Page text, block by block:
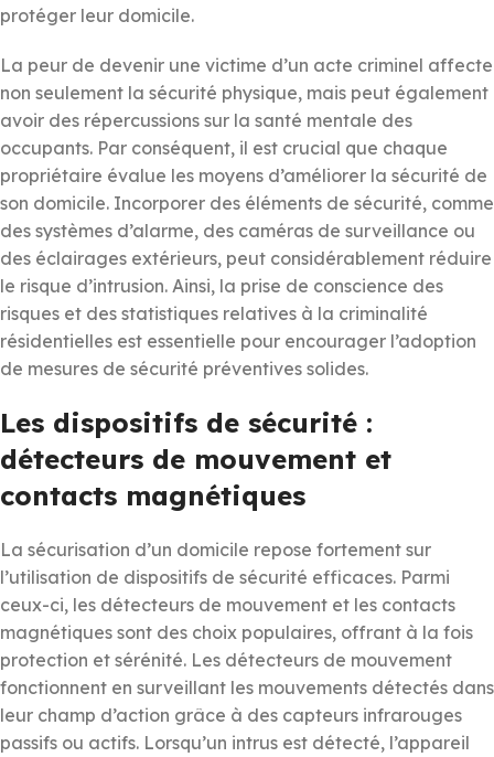
protéger leur domicile.
La peur de devenir une victime d’un acte criminel affecte
non seulement la sécurité physique, mais peut également
avoir des répercussions sur la santé mentale des
occupants. Par conséquent, il est crucial que chaque
propriétaire évalue les moyens d’améliorer la sécurité de
son domicile. Incorporer des éléments de sécurité, comme
des systèmes d’alarme, des caméras de surveillance ou
des éclairages extérieurs, peut considérablement réduire
le risque d’intrusion. Ainsi, la prise de conscience des
risques et des statistiques relatives à la criminalité
résidentielles est essentielle pour encourager l’adoption
de mesures de sécurité préventives solides.
Les dispositifs de sécurité :
détecteurs de mouvement et
contacts magnétiques
La sécurisation d’un domicile repose fortement sur
l’utilisation de dispositifs de sécurité efficaces. Parmi
ceux-ci, les détecteurs de mouvement et les contacts
magnétiques sont des choix populaires, offrant à la fois
protection et sérénité. Les détecteurs de mouvement
fonctionnent en surveillant les mouvements détectés dans
leur champ d’action grâce à des capteurs infrarouges
passifs ou actifs. Lorsqu’un intrus est détecté, l’appareil